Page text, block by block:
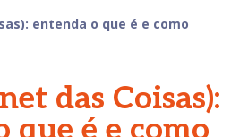
entenda o que é e como
das Coisas):